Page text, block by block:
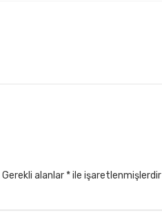
Gerekli alanlar *ile işaretlenmişlerdir